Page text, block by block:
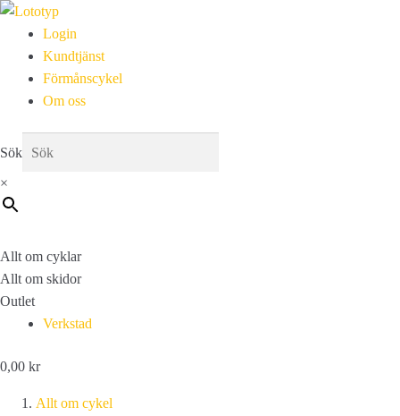
Login
Kundtjänst
Förmånscykel
Om oss
Sök
×
Allt om cyklar
Allt om skidor
Outlet
Verkstad
0,00 kr
Allt om cykel